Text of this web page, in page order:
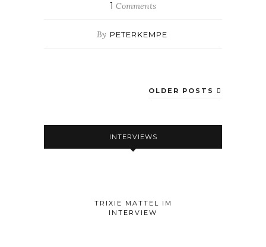
1 Comments
By PETERKEMPE
OLDER POSTS
INTERVIEWS
TRIXIE MATTEL IM
INTERVIEW